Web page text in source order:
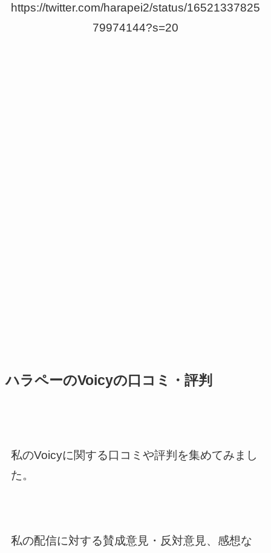
https://twitter.com/harapei2/status/16521337825
79974144?s=20
ハラペーのVoicyの口コミ・評判
私のVoicyに関する口コミや評判を集めてみまし
た。
私の配信に対する賛成意見・反対意見、感想な